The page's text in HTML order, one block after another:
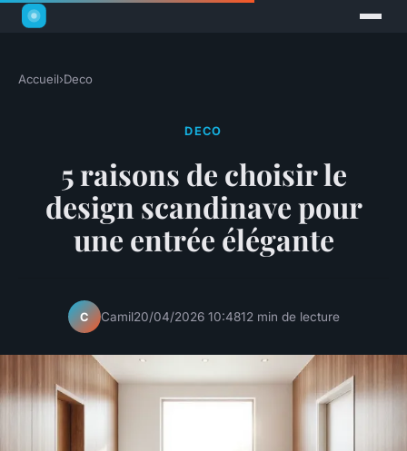
Accueil›Deco
DECO
5 raisons de choisir le
design scandinave pour
une entrée élégante
C Camil20/04/2026 10:4812 min de lecture